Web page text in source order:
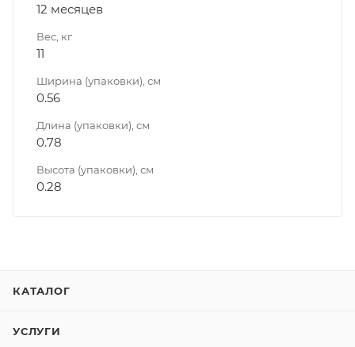
12 месяцев
Вес, кг
11
Ширина (упаковки), см
0.56
Длина (упаковки), см
0.78
Высота (упаковки), см
0.28
КАТАЛОГ
УСЛУГИ